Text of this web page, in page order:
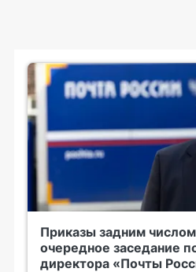
Приказы задним
очередное заседание
директора «Почты